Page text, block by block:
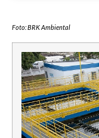
Foto: BRK Ambiental